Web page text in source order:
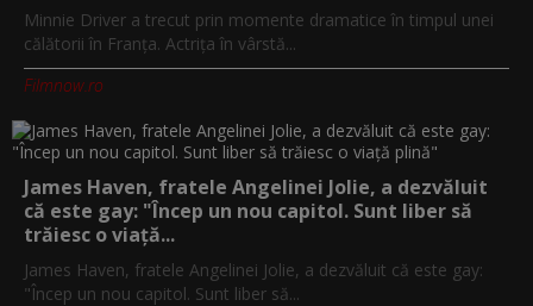
Minnie Driver a trecut prin momente dramatice în timpul unei
călătorii în Franța. Actrița în vârstă...
Filmnow.ro
James Haven, fratele Angelinei Jolie, a dezvăluit
că este gay: "Încep un nou capitol. Sunt liber să
trăiesc o viață...
James Haven, fratele Angelinei Jolie, a dezvăluit că este gay:
"Încep un nou capitol. Sunt liber să...